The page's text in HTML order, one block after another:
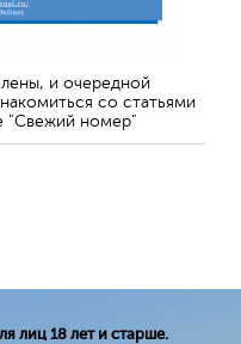
и очередной
со статьями
"Свежий номер"
лиц 18 лет и старше.